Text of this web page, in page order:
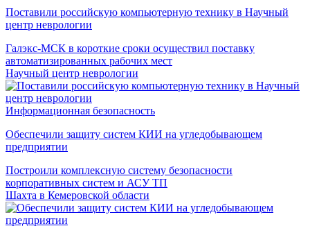
Поставили российскую компьютерную технику в Научный
центр неврологии
Галэкс-МСК в короткие сроки осуществил поставку
автоматизированных рабочих мест
Научный центр неврологии
Информационная безопасность
Обеспечили защиту систем КИИ на угледобывающем
предприятии
Построили комплексную систему безопасности
корпоративных систем и АСУ ТП
Шахта в Кемеровской области